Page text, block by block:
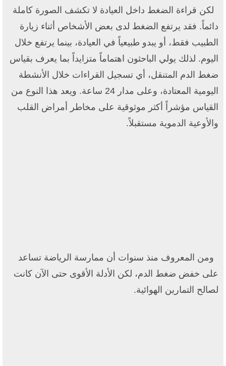
لكن قراءة الضغط داخل العيادة لا تكشف الصورة كاملة
دائماً. فقد يرتفع الضغط لدى بعض الأشخاص أثناء زيارة
الطبيب فقط، أو يبدو طبيعياً في العيادة، بينما يرتفع خلال
اليوم. لذلك يولي الباحثون اهتماماً متزايداً بما يعرف بقياس
ضغط الدم المتنقل، أي تسجيل القراءات خلال الأنشطة
اليومية المعتادة، وعلى مدار 24 ساعة. ويعد هذا النوع من
القياس مؤشراً أكثر موثوقية على مخاطر أمراض القلب
والأوعية الدموية مستقبلاً.
ومن المعروف منذ سنوات أن ممارسة الرياضة تساعد
على خفض ضغط الدم، لكن الأدلة الأقوى حتى الآن كانت
لصالح التمارين الهوائية.